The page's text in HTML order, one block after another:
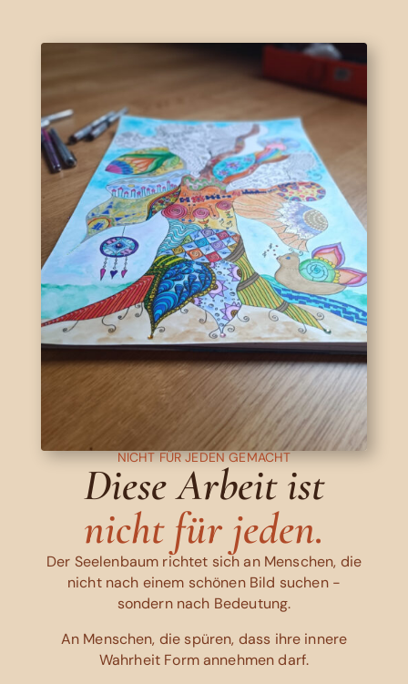
NICHT FÜR JEDEN GEMACHT
Diese Arbeit ist
nicht für jeden.
Der Seelenbaum richtet sich an Menschen, die
nicht nach einem schönen Bild suchen -
sondern nach Bedeutung.
An Menschen, die spüren, dass ihre innere
Wahrheit Form annehmen darf.